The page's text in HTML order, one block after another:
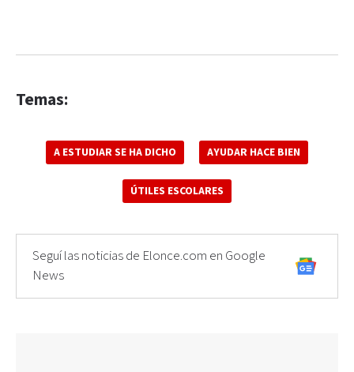
Temas:
A ESTUDIAR SE HA DICHO AYUDAR HACE BIEN
ÚTILES ESCOLARES
Seguí las noticias de Elonce.com en Google
News